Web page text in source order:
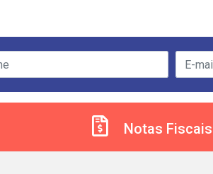
Notas Fiscais